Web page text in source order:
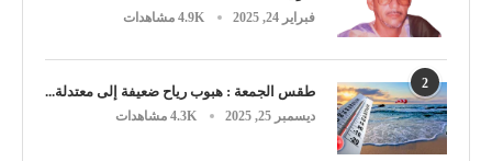
فبراير 24, 2025 4.9K مشاهدات
2 طقس الجمعة : هبوب رياح ضعيفة إلى معتدلة...
ديسمبر 25, 2025 4.3K مشاهدات